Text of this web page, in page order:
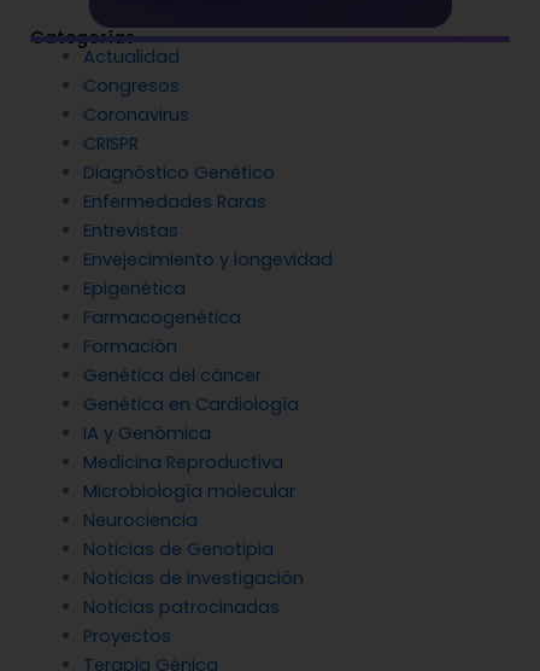
Categorías
Actualidad
Congresos
Coronavirus
CRISPR
Diagnóstico Genético
Enfermedades Raras
Entrevistas
Envejecimiento y longevidad
Epigenética
Farmacogenética
Formación
Genética del cáncer
Genética en Cardiología
IA y Genómica
Medicina Reproductiva
Microbiología molecular
Neurociencia
Noticias de Genotipia
Noticias de investigación
Noticias patrocinadas
Proyectos
Terapia Génica